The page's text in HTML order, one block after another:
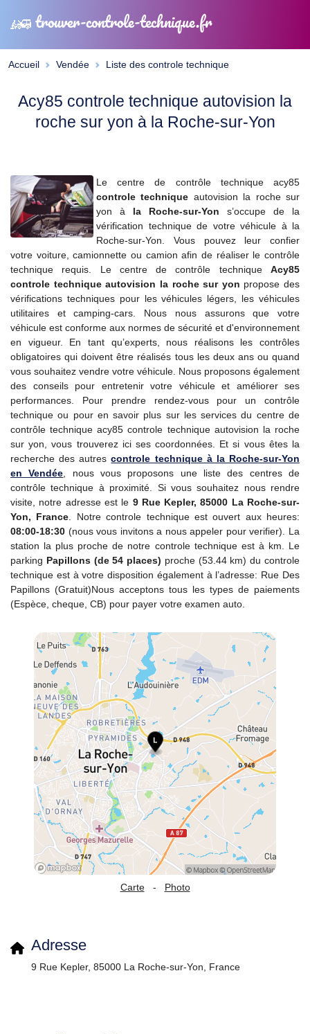
trouver-controle-technique.fr
Accueil Vendée Liste des controle technique
Acy85 controle technique autovision la
roche sur yon à la Roche-sur-Yon
Le centre de contrôle technique acy85
controle technique autovision la roche sur
yon à la Roche-sur-Yon s’occupe de la
vérification technique de votre véhicule à la
Roche-sur-Yon. Vous pouvez leur confier
votre voiture, camionnette ou camion afin de réaliser le contrôle
technique requis. Le centre de contrôle technique Acy85
controle technique autovision la roche sur yon propose des
vérifications techniques pour les véhicules légers, les véhicules
utilitaires et camping-cars. Nous nous assurons que votre
véhicule est conforme aux normes de sécurité et d'environnement
en vigueur. En tant qu’experts, nous réalisons les contrôles
obligatoires qui doivent être réalisés tous les deux ans ou quand
vous souhaitez vendre votre véhicule. Nous proposons également
des conseils pour entretenir votre véhicule et améliorer ses
performances. Pour prendre rendez-vous pour un contrôle
technique ou pour en savoir plus sur les services du centre de
contrôle technique acy85 controle technique autovision la roche
sur yon, vous trouverez ici ses coordonnées. Et si vous êtes la
recherche des autrescontrole technique à la Roche-sur-Yon
en Vendée , nous vous proposons une liste des centres de
contrôle technique à proximité. Si vous souhaitez nous rendre
visite, notre adresse est le 9 Rue Kepler, 85000 La Roche-sur-
Yon, France . Notre controle technique est ouvert aux heures:
08:00-18:30 (nous vous invitons a nous appeler pour verifier). La
station la plus proche de notre controle technique est à km. Le
parking Papillons (de 54 places) proche (53.44 km) du controle
technique est à votre disposition également à l’adresse: Rue Des
Papillons (Gratuit)Nous acceptons tous les types de paiements
(Espèce, cheque, CB) pour payer votre examen auto.
Carte - Photo
Adresse
9 Rue Kepler, 85000 La Roche-sur-Yon, France